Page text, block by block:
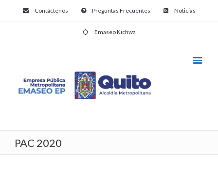
Contáctenos Preguntas Frecuentes Noticias
Emaseo Kichwa
PAC 2020